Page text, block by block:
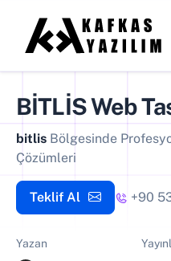
BİTLİSWeb
bitlis Bölgesinde
Çözümleri
Teklif Al +90
Yazan